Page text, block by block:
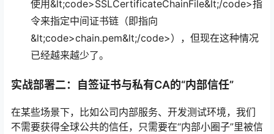
使用&lt;code>SSLCertificateChainFile&lt;/code>指
令来指定中间证书链（即指向
&lt;code>chain.pem&lt;/code>），但现在这种情况
已经越来越少了。
实战部署二：自签证书与私有CA的“内部信任”
在某些场景下，比如公司内部服务、开发测试环境，我们
不需要获得全球公共的信任，只需要在“内部小圈子”里被信